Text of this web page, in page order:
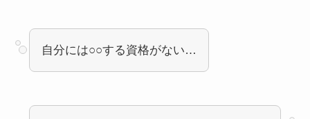
自分には○○する資格がない…